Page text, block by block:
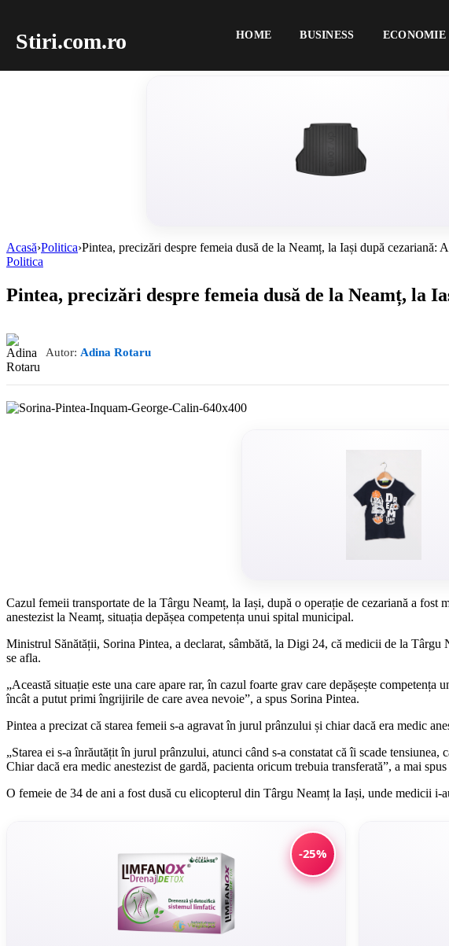
Stiri.com.ro HOME BUSINESS ECONOMIE
Acasă›Politica›Pintea, precizări despre femeia dusă de la Neamț, la Iași după cezariană:
Politica
Pintea, precizări despre femeia dusă de la Neamț, la
Autor: Adina Rotaru
Cazul femeii transportate de la Târgu Neamț, la Iași, după o operație de cezariană a
anestezist la Neamț, situația depășea competența unui spital municipal.
Ministrul Sănătății, Sorina Pintea, a declarat, sâmbătă, la Digi 24, că medicii de la
se afla.
„Această situație este una care apare rar, în cazul foarte grav care depășește
încât a putut primi îngrijirile de care avea nevoie”, a spus Sorina Pintea.
Pintea a precizat că starea femeii s-a agravat în jurul prânzului și chiar dacă era medic
„Starea ei s-a înrăutățit în jurul prânzului, atunci când s-a constatat că îi scade
Chiar dacă era medic anestezist de gardă, pacienta oricum trebuia transferată”, a mai spus
O femeie de 34 de ani a fost dusă cu elicopterul din Târgu Neamț la Iași, unde medicii i-
-25%